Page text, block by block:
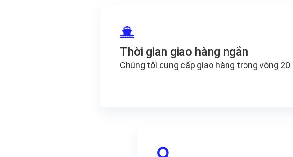
Thời gian giao hàng ngắn
Chúng tôi cung cấp giao hàng trong vòng